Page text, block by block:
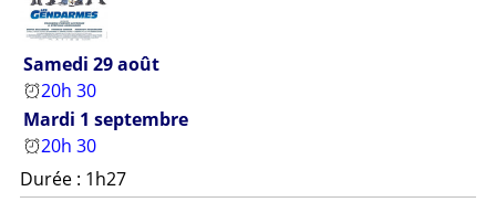
Samedi 29 août
20h 30
Mardi 1 septembre
20h 30
Durée : 1h27